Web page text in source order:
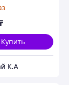
W11) JTC
Купить
К.А